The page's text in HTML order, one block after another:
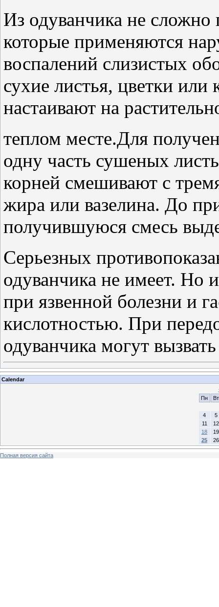
Из одуванчика не сложно
которые применяются
воспалений слизистых
сухие листья, цветки
настаивают на
теплом месте.Для
одну часть сушеных
корней смешивают с
жира или вазелина. До
получившуюся смесь
Серьезных
одуванчика не имеет. Но
при язвенной болезни и
кислотностью. При
одуванчика могут
Calendar
Пн
Вт
4
5
11
12
18
19
25
26
Полная версия сайта